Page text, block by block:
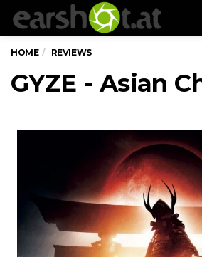
HOME REVIEWS
GYZE - Asian